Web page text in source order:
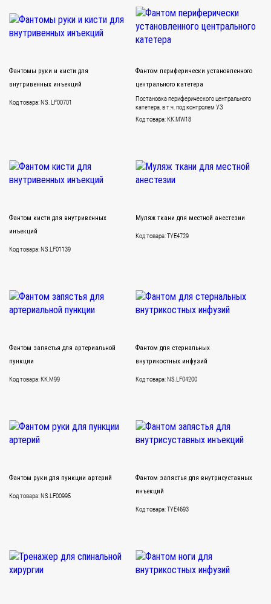
Фантомы руки и кисти для
внутривенных инъекций
Код товара: NS. LF00701
Фантом периферически установленного
центрального катетера
Постановка периферического центрального
катетера, в т.ч. под контролем УЗ
Код товара: KK.MW18
Фантом кисти для внутривенных
инъекций
Код товара: NS.LF01139
Муляж ткани для местной анестезии
Код товара: TYE4729
Фантом запястья для артериальной
пункции
Код товара: KK.M99
Фантом для стернальных
внутрикостных инфузий
Код товара: NS.LF04200
Фантом руки для пункции артерий
Код товара: NS.LF00995
Фантом запястья для внутрисуставных
инъекций
Код товара: TYE4693